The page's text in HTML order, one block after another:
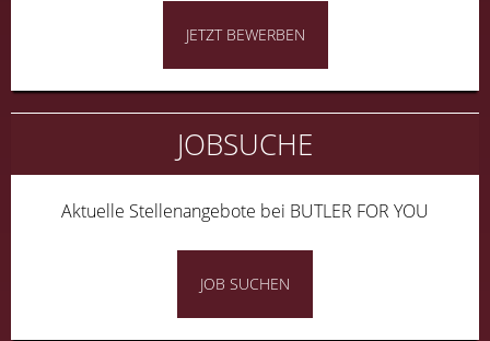
JETZT BEWERBEN
JOBSUCHE
Aktuelle Stellenangebote bei BUTLER FOR YOU
JOB SUCHEN